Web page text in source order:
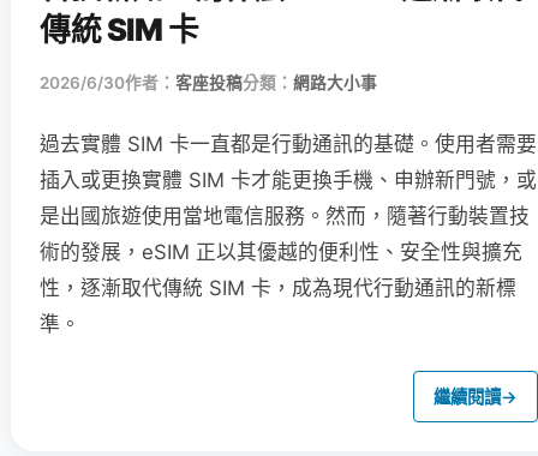
傳統 SIM 卡
2026/6/30作者： 客座投稿分類： 網路大小事
過去實體 SIM 卡一直都是行動通訊的基礎。使用者需要
插入或更換實體 SIM 卡才能更換手機、申辦新門號，或
是出國旅遊使用當地電信服務。然而，隨著行動裝置技
術的發展，eSIM 正以其優越的便利性、安全性與擴充
性，逐漸取代傳統 SIM 卡，成為現代行動通訊的新標
準。
繼續閱讀→